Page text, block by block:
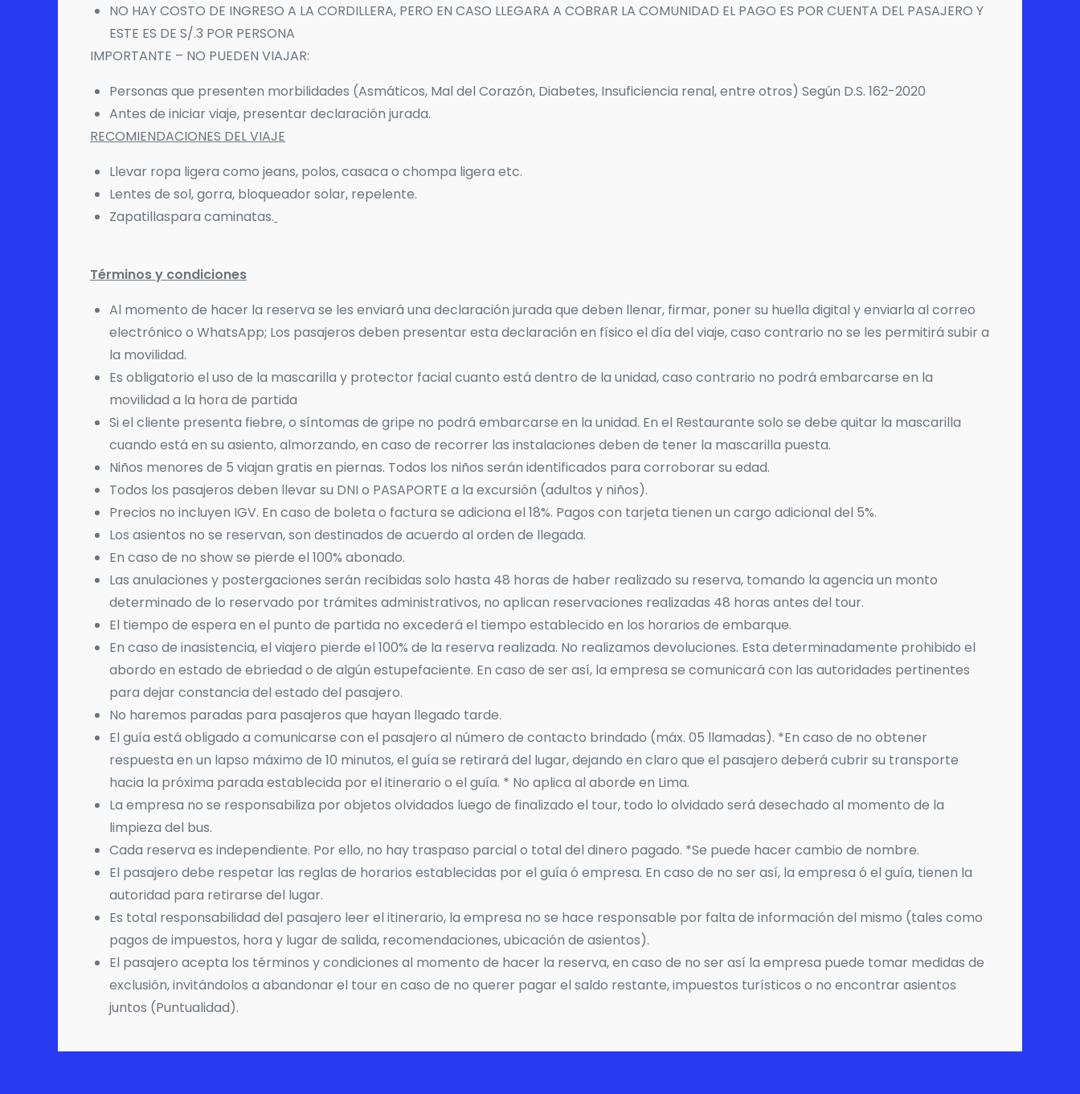
NO HAY COSTO DE INGRESO A LA CORDILLERA, PERO EN CASO LLEGARA A COBRAR LA COMUNIDAD EL PAGO ES POR CUENTA DEL PASAJERO Y
ESTE ES DE S/.3 POR PERSONA
IMPORTANTE – NO PUEDEN VIAJAR:
Personas que presenten morbilidades (Asmáticos, Mal del Corazón, Diabetes, Insuficiencia renal, entre otros) Según D.S. 162-2020
Antes de iniciar viaje, presentar declaración jurada.
RECOMIENDACIONES DEL VIAJE
Llevar ropa ligera como jeans, polos, casaca o chompa ligera etc.
Lentes de sol, gorra, bloqueador solar, repelente.
Zapatillaspara caminatas.
Términos y condiciones
Al momento de hacer la reserva se les enviará una declaración jurada que deben llenar, firmar, poner su huella digital y enviarla al correo
electrónico o WhatsApp; Los pasajeros deben presentar esta declaración en físico el día del viaje, caso contrario no se les permitirá subir a
la movilidad.
Es obligatorio el uso de la mascarilla y protector facial cuanto está dentro de la unidad, caso contrario no podrá embarcarse en la
movilidad a la hora de partida
Si el cliente presenta fiebre, o síntomas de gripe no podrá embarcarse en la unidad. En el Restaurante solo se debe quitar la mascarilla
cuando está en su asiento, almorzando, en caso de recorrer las instalaciones deben de tener la mascarilla puesta.
Niños menores de 5 viajan gratis en piernas. Todos los niños serán identificados para corroborar su edad.
Todos los pasajeros deben llevar su DNI o PASAPORTE a la excursión (adultos y niños).
Precios no incluyen IGV. En caso de boleta o factura se adiciona el 18%. Pagos con tarjeta tienen un cargo adicional del 5%.
Los asientos no se reservan, son destinados de acuerdo al orden de llegada.
En caso de no show se pierde el 100% abonado.
Las anulaciones y postergaciones serán recibidas solo hasta 48 horas de haber realizado su reserva, tomando la agencia un monto
determinado de lo reservado por trámites administrativos, no aplican reservaciones realizadas 48 horas antes del tour.
El tiempo de espera en el punto de partida no excederá el tiempo establecido en los horarios de embarque.
En caso de inasistencia, el viajero pierde el 100% de la reserva realizada. No realizamos devoluciones. Esta determinadamente prohibido el
abordo en estado de ebriedad o de algún estupefaciente. En caso de ser así, la empresa se comunicará con las autoridades pertinentes
para dejar constancia del estado del pasajero.
No haremos paradas para pasajeros que hayan llegado tarde.
El guía está obligado a comunicarse con el pasajero al número de contacto brindado (máx. 05 llamadas). *En caso de no obtener
respuesta en un lapso máximo de 10 minutos, el guía se retirará del lugar, dejando en claro que el pasajero deberá cubrir su transporte
hacia la próxima parada establecida por el itinerario o el guía. * No aplica al aborde en Lima.
La empresa no se responsabiliza por objetos olvidados luego de finalizado el tour, todo lo olvidado será desechado al momento de la
limpieza del bus.
Cada reserva es independiente. Por ello, no hay traspaso parcial o total del dinero pagado. *Se puede hacer cambio de nombre.
El pasajero debe respetar las reglas de horarios establecidas por el guía ó empresa. En caso de no ser así, la empresa ó el guía, tienen la
autoridad para retirarse del lugar.
Es total responsabilidad del pasajero leer el itinerario, la empresa no se hace responsable por falta de información del mismo (tales como
pagos de impuestos, hora y lugar de salida, recomendaciones, ubicación de asientos).
El pasajero acepta los términos y condiciones al momento de hacer la reserva, en caso de no ser así la empresa puede tomar medidas de
exclusión, invitándolos a abandonar el tour en caso de no querer pagar el saldo restante, impuestos turísticos o no encontrar asientos
juntos (Puntualidad).